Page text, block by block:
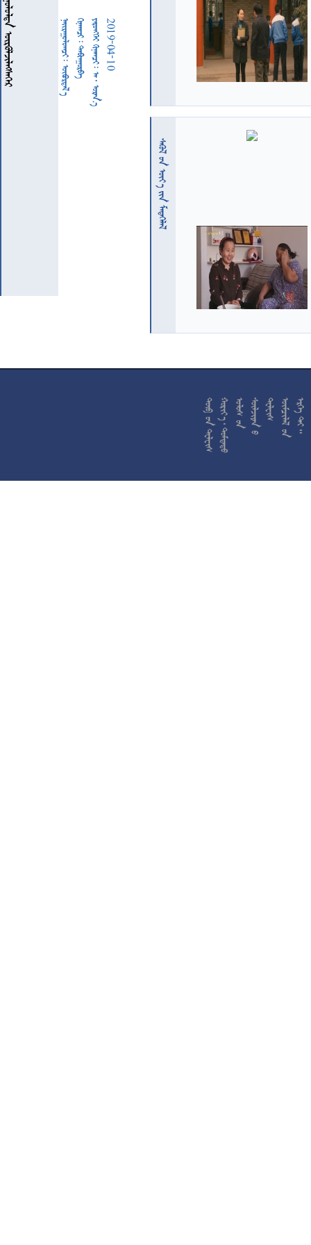
         2019-04-10
  










































































































